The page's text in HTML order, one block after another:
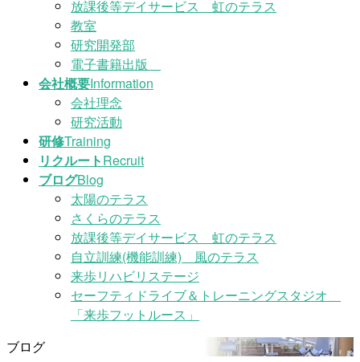
放課後等デイサービス 虹のテラス
教室
研究開発部
電子書籍出版
会社概要Information
会社理念
研究活動
研修Training
リクルートRecruit
ブログBlog
太陽のテラス
さくらのテラス
放課後等デイサービス 虹のテラス
自立訓練(機能訓練) 風のテラス
来歩リハビリステージ
セーフティドライブ＆トレーニングスタジオ
「来歩フットルース」
ブログ